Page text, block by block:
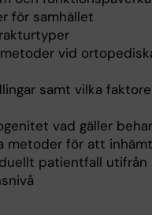
för samhället
vid
samt vilka
vad gäller
metoder för att
patientfall utifrån